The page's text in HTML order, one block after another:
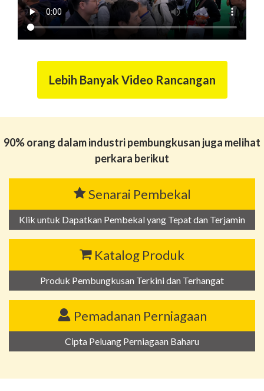
Lebih Banyak Video Rancangan
90% orang dalam industri pembungkusan juga melihat
perkara berikut
Senarai Pembekal
Klik untuk Dapatkan Pembekal yang Tepat dan Terjamin
Katalog Produk
Produk Pembungkusan Terkini dan Terhangat
Pemadanan Perniagaan
Cipta Peluang Perniagaan Baharu